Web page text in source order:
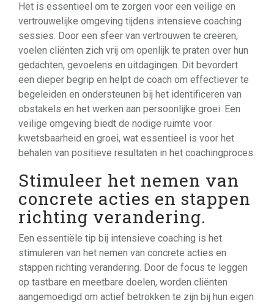
Het is essentieel om te zorgen voor een veilige en
vertrouwelijke omgeving tijdens intensieve coaching
sessies. Door een sfeer van vertrouwen te creëren,
voelen cliënten zich vrij om openlijk te praten over hun
gedachten, gevoelens en uitdagingen. Dit bevordert
een dieper begrip en helpt de coach om effectiever te
begeleiden en ondersteunen bij het identificeren van
obstakels en het werken aan persoonlijke groei. Een
veilige omgeving biedt de nodige ruimte voor
kwetsbaarheid en groei, wat essentieel is voor het
behalen van positieve resultaten in het coachingproces.
Stimuleer het nemen van
concrete acties en stappen
richting verandering.
Een essentiële tip bij intensieve coaching is het
stimuleren van het nemen van concrete acties en
stappen richting verandering. Door de focus te leggen
op tastbare en meetbare doelen, worden cliënten
aangemoedigd om actief betrokken te zijn bij hun eigen